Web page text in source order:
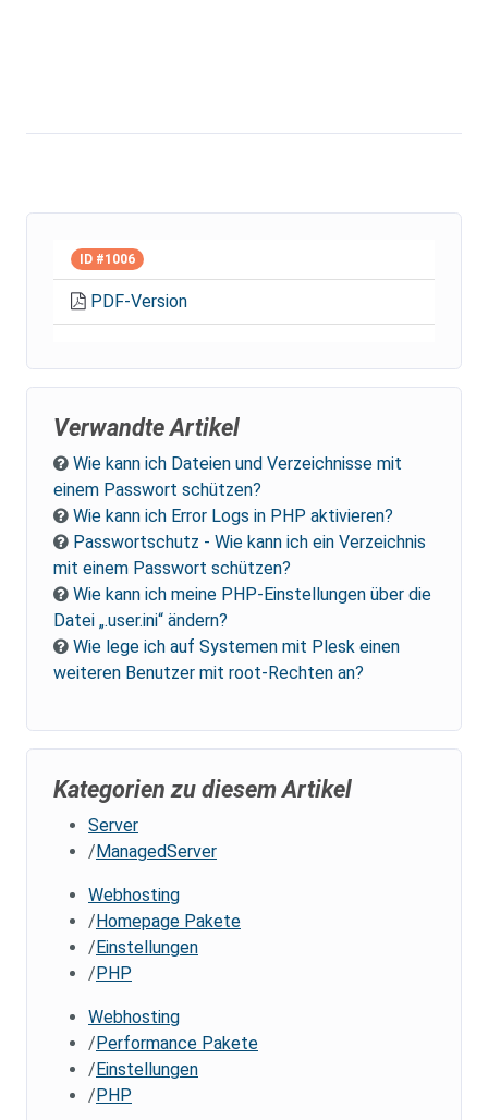
ID #1006
PDF-Version
Verwandte Artikel
Wie kann ich Dateien und Verzeichnisse mit
einem Passwort schützen?
Wie kann ich Error Logs in PHP aktivieren?
Passwortschutz - Wie kann ich ein Verzeichnis
mit einem Passwort schützen?
Wie kann ich meine PHP-Einstellungen über die
Datei „.user.ini“ ändern?
Wie lege ich auf Systemen mit Plesk einen
weiteren Benutzer mit root-Rechten an?
Kategorien zu diesem Artikel
Server
ManagedServer
Webhosting
Homepage Pakete
Einstellungen
PHP
Webhosting
Performance Pakete
Einstellungen
PHP